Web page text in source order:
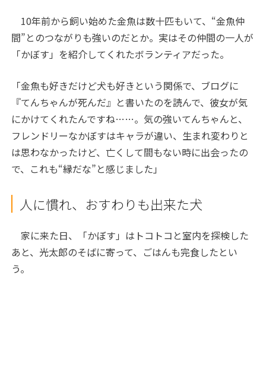
10年前から飼い始めた金魚は数十匹もいて、“金魚仲
間”とのつながりも強いのだとか。実はその仲間の一人が
「かぼす」を紹介してくれたボランティアだった。
「金魚も好きだけど犬も好きという関係で、ブログに
『てんちゃんが死んだ』と書いたのを読んで、彼女が気
にかけてくれたんですね……。気の強いてんちゃんと、
フレンドリーなかぼすはキャラが違い、生まれ変わりと
は思わなかったけど、亡くして間もない時に出会ったの
で、これも“縁だな”と感じました」
人に慣れ、おすわりも出来た犬
家に来た日、「かぼす」はトコトコと室内を探検した
あと、光太郎のそばに寄って、ごはんも完食したとい
う。